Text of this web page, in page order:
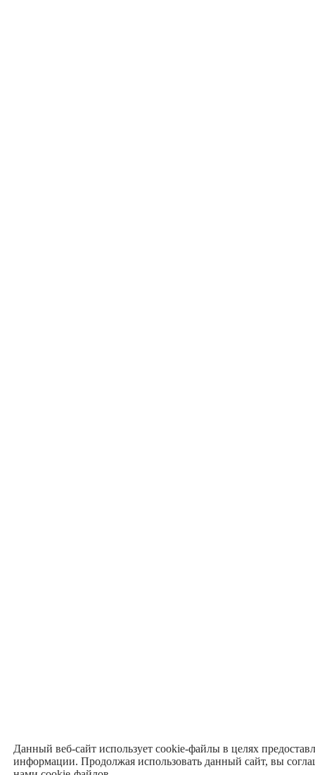
Данный веб-сайт использует cookie-файлы в целях
информации. Продолжая использовать данный сайт, вы